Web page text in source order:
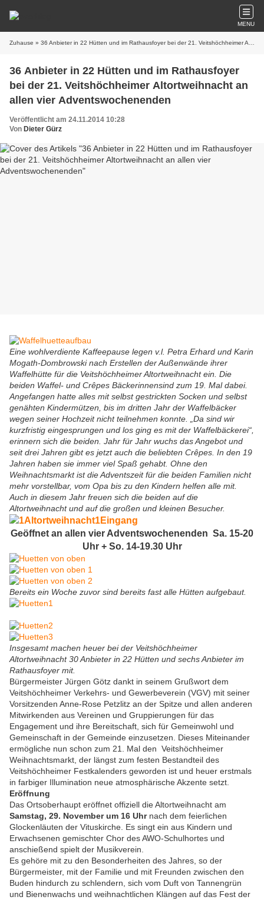
MENU
Zuhause » 36 Anbieter in 22 Hütten und im Rathausfoyer bei der 21. Veitshöchheimer Altortweihnacht an allen vier Adventswochenenden
36 Anbieter in 22 Hütten und im Rathausfoyer
bei der 21. Veitshöchheimer Altortweihnacht an
allen vier Adventswochenenden
Veröffentlicht am 24.11.2014 10:28
Von Dieter Gürz
Eine wohlverdiente Kaffeepause legen v.l. Petra Erhard und Karin
Mogath-Dombrowski nach Erstellen der Außenwände ihrer
Waffelhütte für die Veitshöchheimer Altortweihnacht ein. Die
beiden Waffel- und Crêpes Bäckerinnensind zum 19. Mal dabei.
Angefangen hatte alles mit selbst gestrickten Socken und selbst
genähten Kindermützen, bis im dritten Jahr der Waffelbäcker
wegen seiner Hochzeit nicht teilnehmen konnte. „Da sind wir
kurzfristig eingesprungen und los ging es mit der Waffelbäckerei“,
erinnern sich die beiden. Jahr für Jahr wuchs das Angebot und
seit drei Jahren gibt es jetzt auch die beliebten Crêpes. In den 19
Jahren haben sie immer viel Spaß gehabt. Ohne den
Weihnachtsmarkt ist die Adventszeit für die beiden Familien nicht
mehr vorstellbar, vom Opa bis zu den Kindern helfen alle mit.
Auch in diesem Jahr freuen sich die beiden auf die
Altortweihnacht und auf die großen und kleinen Besucher.
Geöffnet an allen vier Adventswochenenden Sa. 15-20
Uhr + So. 14-19.30 Uhr
Bereits ein Woche zuvor sind bereits fast alle Hütten aufgebaut.
Insgesamt machen heuer bei der Veitshöchheimer
Altortweihnacht 30 Anbieter in 22 Hütten und sechs Anbieter im
Rathausfoyer mit.
Bürgermeister Jürgen Götz dankt in seinem Grußwort dem
Veitshöchheimer Verkehrs- und Gewerbeverein (VGV) mit seiner
Vorsitzenden Anne-Rose Petzlitz an der Spitze und allen anderen
Mitwirkenden aus Vereinen und Gruppierungen für das
Engagement und ihre Bereitschaft, sich für Gemeinwohl und
Gemeinschaft in der Gemeinde einzusetzen. Dieses Miteinander
ermögliche nun schon zum 21. Mal den Veitshöchheimer
Weihnachtsmarkt, der längst zum festen Bestandteil des
Veitshöchheimer Festkalenders geworden ist und heuer erstmals
in farbiger Illumination neue atmosphärische Akzente setzt.
Eröffnung
Das Ortsoberhaupt eröffnet offiziell die Altortweihnacht am
Samstag, 29. November um 16 Uhrnach dem feierlichen
Glockenläuten der Vituskirche. Es singt ein aus Kindern und
Erwachsenen gemischter Chor des AWO-Schulhortes und
anschießend spielt der Musikverein.
Es gehöre mit zu den Besonderheiten des Jahres, so der
Bürgermeister, mit der Familie und mit Freunden zwischen den
Buden hindurch zu schlendern, sich vom Duft von Tannengrün
und Bienenwachs und weihnachtlichen Klängen auf das Fest der